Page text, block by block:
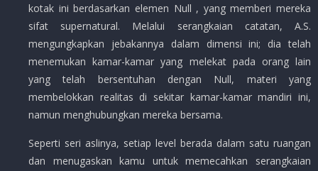
kotak ini berdasarkan elemen Null , yang memberi mereka
sifat supernatural. Melalui serangkaian catatan, A.S.
mengungkapkan jebakannya dalam dimensi ini; dia telah
menemukan kamar-kamar yang melekat pada orang lain
yang telah bersentuhan dengan Null, materi yang
membelokkan realitas di sekitar kamar-kamar mandiri ini,
namun menghubungkan mereka bersama.
Seperti seri aslinya, setiap level berada dalam satu ruangan
dan menugaskan kamu untuk memecahkan serangkaian